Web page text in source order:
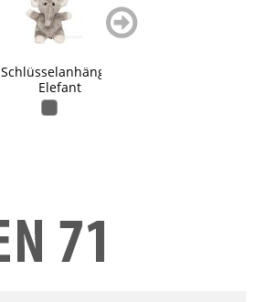
Schlüsselanhänger
Elefant
weiter
blättern